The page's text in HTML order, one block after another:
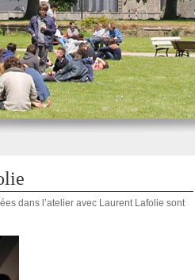
dans l’atelier avec Laurent Lafolie sont